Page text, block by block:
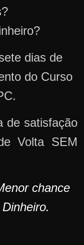
dias de
do Curso
de satisfação
Volta SEM
chance